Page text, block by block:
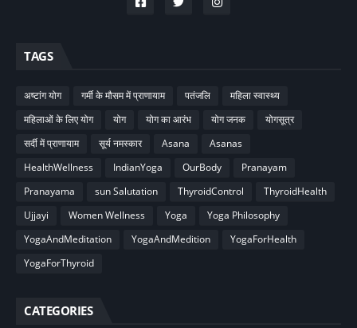
TAGS
अष्टांग योग गर्मी के मौसम में प्राणायाम पतंजलि
महिला स्वास्थ्य
महिलाओं के लिए योग
योग योग का आरंभ योग जनक
योगसूत्र
सर्दी में प्राणायाम
सूर्य नमस्कार Asana
Asanas
HealthWellness
IndianYoga OurBody
Pranayam
Pranayama
sun Salutation ThyroidControl
ThyroidHealth
Ujjayi
Women Wellness Yoga
Yoga Philosophy
YogaAndMeditation
YogaAndMedition
YogaForHealth
YogaForThyroid
CATEGORIES